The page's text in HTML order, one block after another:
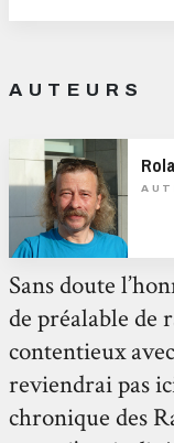
AUTEURS
Sans doute
de préalable de
contentieux
reviendrai pas
chronique des